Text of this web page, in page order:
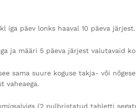
iga päev lonks haaval 10 päeva järjest.
ja määri 5 päeva järjest valutavaid
sama suure koguse takja- või
vaheaega.
salviga (2 pulbristatud tabletti